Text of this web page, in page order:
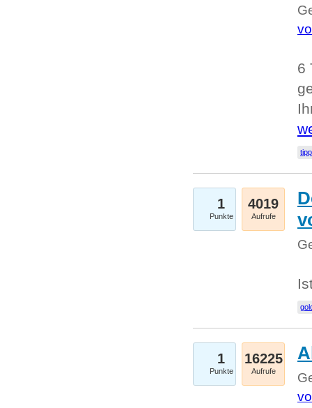
6
1
Punkte
4019
Aufrufe
1
Punkte
16225
Aufrufe